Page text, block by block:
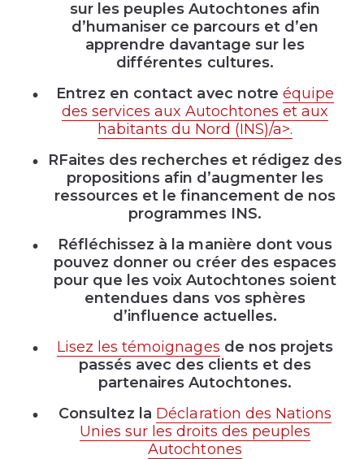
sur les peuples Autochtones afin
d’humaniser ce parcours et d’en
apprendre davantage sur les
différentes cultures.
Entrez en contact avec notre équipe
des services aux Autochtones et aux
habitants du Nord (INS)/a>.
RFaites des recherches et rédigez des
propositions afin d’augmenter les
ressources et le financement de nos
programmes INS.
Réfléchissez à la manière dont vous
pouvez donner ou créer des espaces
pour que les voix Autochtones soient
entendues dans vos sphères
d’influence actuelles.
Lisez les témoignages de nos projets
passés avec des clients et des
partenaires Autochtones.
Consultez la Déclaration des Nations
Unies sur les droits des peuples
Autochtones